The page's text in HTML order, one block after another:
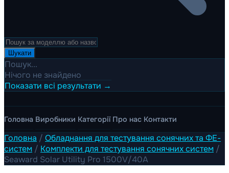
Шукати
Пошук...
Нічого не знайдено
Показати всі результати →
Головна Виробники Категорії Про нас Контакти
Головна / Обладнання для тестування сонячних та ФЕ-
систем / Комплекти для тестування сонячних систем /
Seaward Solar Utility Pro 1500V/40A